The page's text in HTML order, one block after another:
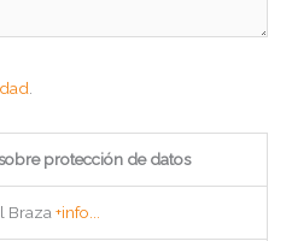
.
protección de datos
Braza+info...